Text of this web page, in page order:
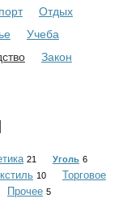
Отдых
Учеба
Закон
21 Уголь 6
10
Торговое
Прочее 5